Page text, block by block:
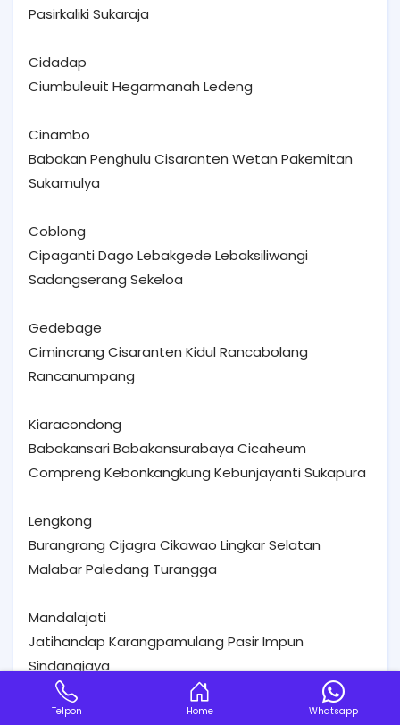
Pasirkaliki Sukaraja
Cidadap
Ciumbuleuit Hegarmanah Ledeng
Cinambo
Babakan Penghulu Cisaranten Wetan Pakemitan
Sukamulya
Coblong
Cipaganti Dago Lebakgede Lebaksiliwangi
Sadangserang Sekeloa
Gedebage
Cimincrang Cisaranten Kidul Rancabolang
Rancanumpang
Kiaracondong
Babakansari Babakansurabaya Cicaheum
Compreng Kebonkangkung Kebunjayanti Sukapura
Lengkong
Burangrang Cijagra Cikawao Lingkar Selatan
Malabar Paledang Turangga
Mandalajati
Jatihandap Karangpamulang Pasir Impun
Sindangjaya
Panyileukan
Telpon Home Whatsapp